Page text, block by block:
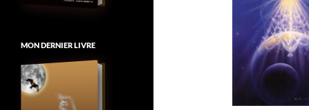
MON DERNIER LIVRE